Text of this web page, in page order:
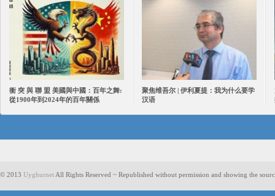
衝 突 與 聯 盟 美國與中國：百年之舞:
從1900年到2024年的百年關係
聚焦维吾尔 | 伊利夏提：我为什么要学
汉语
© 2013 Uyghurnet All Rights Reserved ~ Republished without permission and showing the